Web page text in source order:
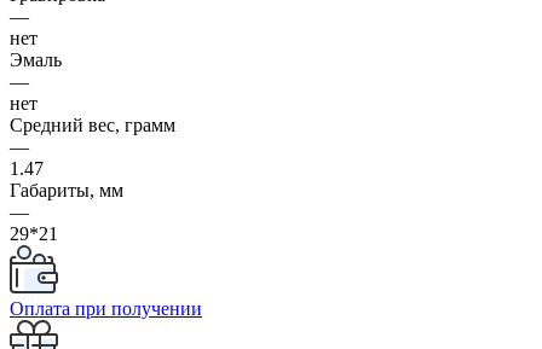
—
нет
Эмаль
—
нет
Средний вес, грамм
—
1.47
Габариты, мм
—
29*21
Оплата при получении